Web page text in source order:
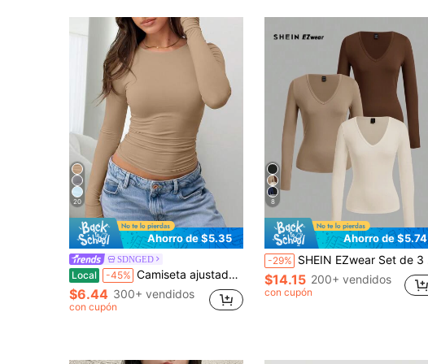
20
Ahorro de $5.35
SDNGED
Local -45% Camiseta ajustada de mujer de cuello redondo, manga larga y fruncida, de unicolor y elegante, versátil, adecuada para las temporadas de verano, otoño/invierno y primavera casual
$6.44 300+ vendidos
con cupón
8
Ahorro de $5.74
-29% SHEIN EZwear Set de 3 camisetas de manga larga de corte ajustado con escote en V profundo, adecuadas para primavera y otoño
$14.15 200+ vendidos
con cupón